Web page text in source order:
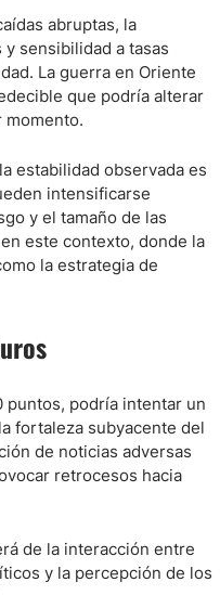
abruptas, la
sensibilidad a tasas
La guerra en Oriente
que podría alterar
momento.
estabilidad observada es
intensificarse
y el tamaño de las
este contexto, donde la
la estrategia de
puntos, podría intentar un
fortaleza subyacente del
de noticias adversas
retrocesos hacia
de la interacción entre
y la percepción de los